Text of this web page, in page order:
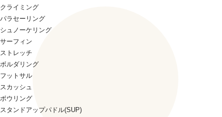
クライミング
パラセーリング
シュノーケリング
サーフィン
ストレッチ
ボルダリング
フットサル
スカッシュ
ボウリング
スタンドアップパドル(SUP)